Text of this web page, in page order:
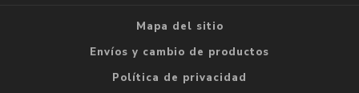
Mapa del sitio
Envíos y cambio de productos
Política de privacidad